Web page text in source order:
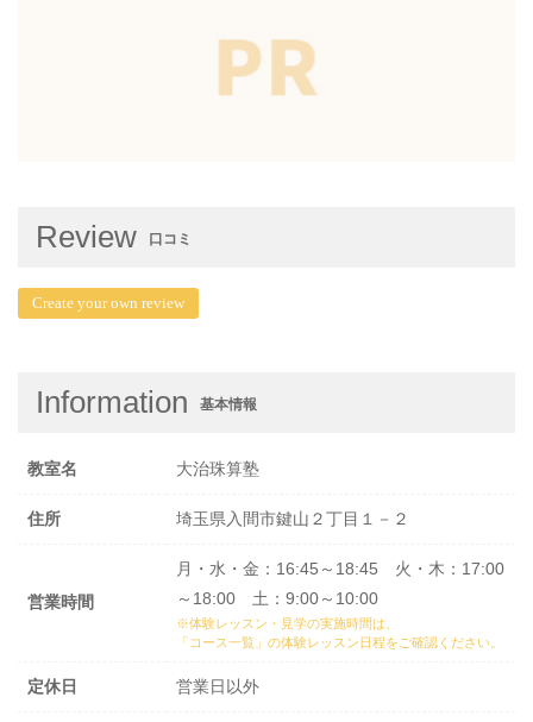
Review 口コミ
Create your own review
Information 基本情報
教室名 大治珠算塾
住所 埼玉県入間市鍵山２丁目１－２
営業時間
月・水・金：16:45～18:45 火・木：17:00
～18:00 土：9:00～10:00
※体験レッスン・見学の実施時間は、
「コース一覧」の体験レッスン日程をご確認ください。
定休日 営業日以外